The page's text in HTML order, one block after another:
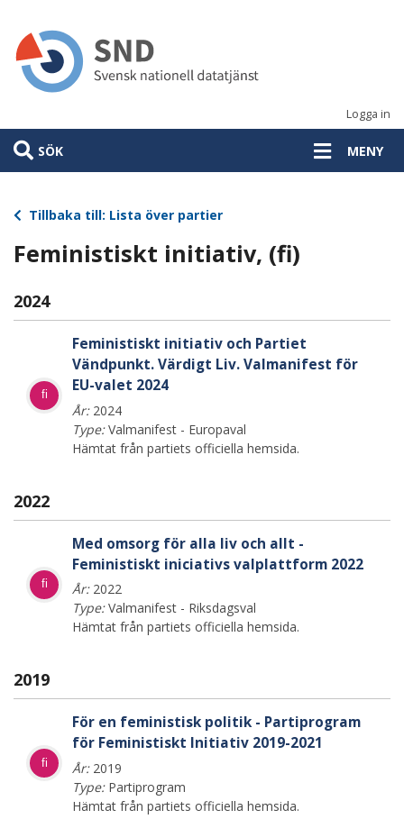
huvudinnehåll
Logga in
SÖK MENY
Tillbaka till: Lista över partier
Feministiskt initiativ, (fi)
2024
fi
Feministiskt initiativ och Partiet
Vändpunkt. Värdigt Liv. Valmanifest för
EU-valet 2024
År:2024
Type:Valmanifest - Europaval
Hämtat från partiets officiella hemsida.
2022
fi
Med omsorg för alla liv och allt -
Feministiskt iniciativs valplattform 2022
År:2022
Type:Valmanifest - Riksdagsval
Hämtat från partiets officiella hemsida.
2019
fi
För en feministisk politik - Partiprogram
för Feministiskt Initiativ 2019-2021
År:2019
Type:Partiprogram
Hämtat från partiets officiella hemsida.